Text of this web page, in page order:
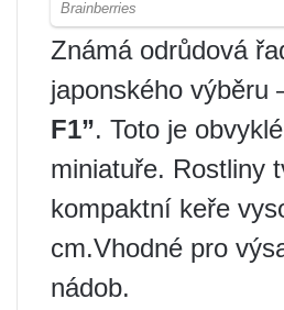
Známá odrůdová
japonského výběru
F1”. Toto je
miniatuře. Rostliny
kompaktní keře
cm.Vhodné pro
nádob.